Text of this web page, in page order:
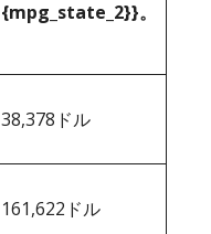
{mpg_state_2}}。
38,378ドル
161,622ドル